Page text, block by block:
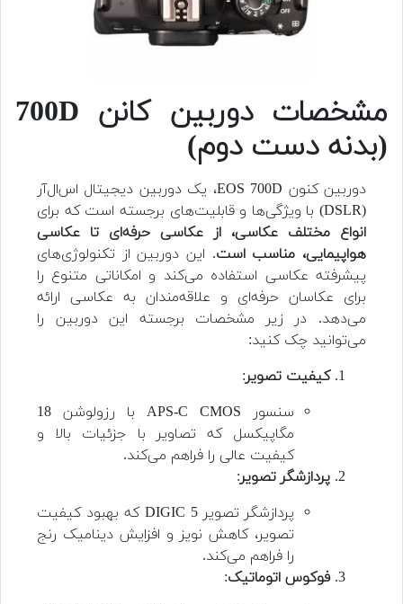
مشخصات دوربین کانن 700D
(بدنه دست دوم)
دوربین کنون EOS 700D، یک دوربین دیجیتال اس‌ال‌آر
(DSLR) با ویژگی‌ها و قابلیت‌های برجسته است که برای
انواع مختلف عکاسی، از عکاسی حرفه‌ای تا عکاسی
هواپیمایی، مناسب است. این دوربین از تکنولوژی‌های
پیشرفته عکاسی استفاده می‌کند و امکاناتی متنوع را
برای عکاسان حرفه‌ای و علاقه‌مندان به عکاسی ارائه
می‌دهد. در زیر مشخصات برجسته این دوربین را
می‌توانید چک کنید:
کیفیت تصویر:
سنسور APS-C CMOS با رزولوشن 18
مگاپیکسل که تصاویر با جزئیات بالا و
کیفیت عالی را فراهم می‌کند.
پردازشگر تصویر:
پردازشگر تصویر DIGIC 5 که بهبود کیفیت
تصویر، کاهش نویز و افزایش دینامیک رنج
را فراهم می‌کند.
فوکوس اتوماتیک: